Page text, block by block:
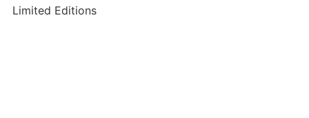
Limited Editions